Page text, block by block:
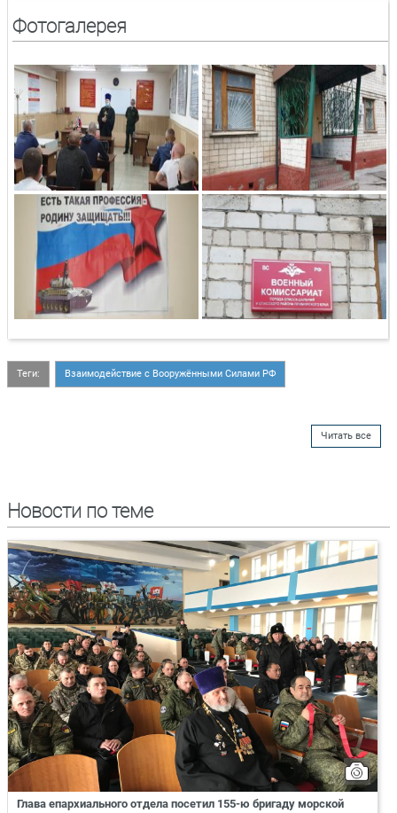
Фотогалерея
Теги: Взаимодействие с Вооружёнными Силами РФ
Читать все
Новости по теме
Глава епархиального отдела посетил 155-ю бригаду морской